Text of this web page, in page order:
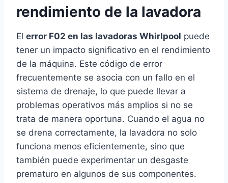
rendimiento de la lavadora
El error F02 en las lavadoras Whirlpool puede
tener un impacto significativo en el rendimiento
de la máquina. Este código de error
frecuentemente se asocia con un fallo en el
sistema de drenaje, lo que puede llevar a
problemas operativos más amplios si no se
trata de manera oportuna. Cuando el agua no
se drena correctamente, la lavadora no solo
funciona menos eficientemente, sino que
también puede experimentar un desgaste
prematuro en algunos de sus componentes.